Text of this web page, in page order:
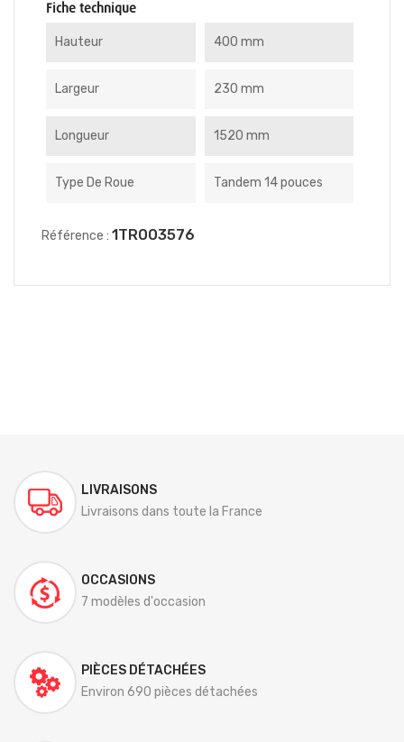
Fiche technique
Hauteur 400 mm
Largeur 230 mm
Longueur 1520 mm
Type De Roue Tandem 14 pouces
Référence : 1TR003576
LIVRAISONS
Livraisons dans toute la France
OCCASIONS
7 modèles d'occasion
PIÈCES DÉTACHÉES
Environ 690 pièces détachées